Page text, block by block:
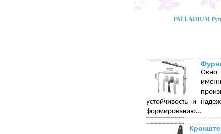
PALLADIUM
Окно
устойчивость и
формированию...